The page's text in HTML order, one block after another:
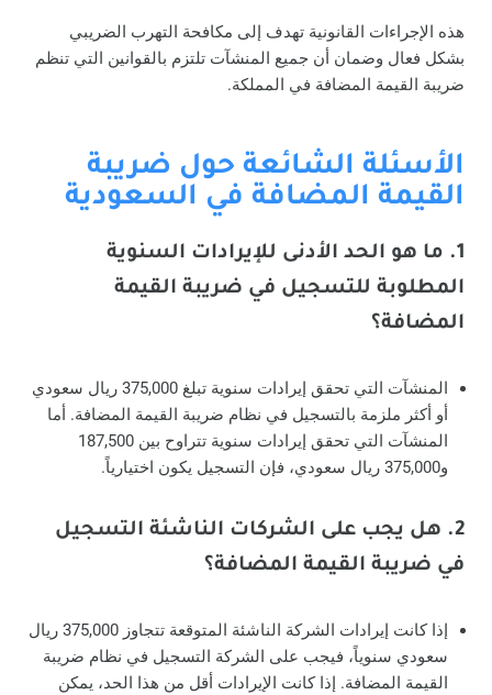
هذه الإجراءات القانونية تهدف إلى مكافحة التهرب الضريبي
بشكل فعال وضمان أن جميع المنشآت تلتزم بالقوانين التي تنظم
ضريبة القيمة المضافة في المملكة.
الأسئلة الشائعة حول ضريبة
القيمة المضافة في السعودية
1. ما هو الحد الأدنى للإيرادات السنوية
المطلوبة للتسجيل في ضريبة القيمة
المضافة؟
المنشآت التي تحقق إيرادات سنوية تبلغ 375,000 ريال سعودي
أو أكثر ملزمة بالتسجيل في نظام ضريبة القيمة المضافة. أما
المنشآت التي تحقق إيرادات سنوية تتراوح بين 187,500
و375,000 ريال سعودي، فإن التسجيل يكون اختيارياً.
2. هل يجب على الشركات الناشئة التسجيل
في ضريبة القيمة المضافة؟
إذا كانت إيرادات الشركة الناشئة المتوقعة تتجاوز 375,000 ريال
سعودي سنوياً، فيجب على الشركة التسجيل في نظام ضريبة
القيمة المضافة. إذا كانت الإيرادات أقل من هذا الحد، يمكن